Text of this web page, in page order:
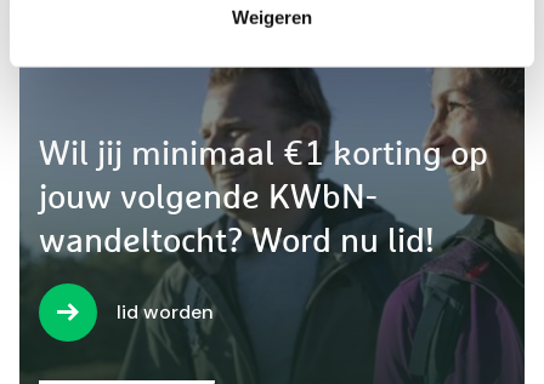
Weigeren
Wil jij minimaal €1 korting op
jouw volgende KWbN-
wandeltocht? Word nu lid!
lid worden